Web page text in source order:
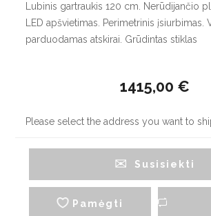
Lubinis gartraukis 120 cm. Nerūdijančio
LED apšvietimas. Perimetrinis įsiurbimas.
parduodamas atskirai. Grūdintas stiklas
1415,00 €
Please select the address you want to
Pamėgti
Susisiekti